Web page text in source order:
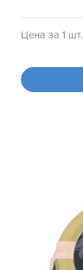
Цена за 1 шт.